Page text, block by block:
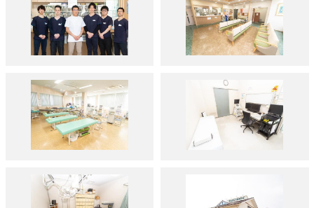
まに症状、状態を出来るだけ理解していただける様、努めてい
ます。
れの症状に合わせ、予防も含めての身体づくりをアドバイス
し、『平針かとう整形外科に来て良かった』と思っていただけ
るよう頑張っています！私たちと一緒に地域に根付いて患者さ
まの健康な身体づくりを支えませんか？是非あなたの力を貸し
【こんな方はぜひ】